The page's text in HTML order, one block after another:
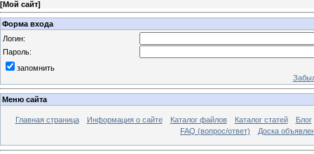
[Мой сайт]
Форма входа
Логин:
Пароль:
запомнить
Меню сайта
Главная страница Информация о сайте Каталог файлов Каталог статей
Блог
FAQ (вопрос/ответ)
Доска